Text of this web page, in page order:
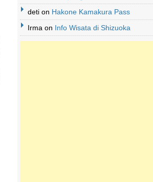
deti on Hakone Kamakura Pass
Irma on Info Wisata di Shizuoka